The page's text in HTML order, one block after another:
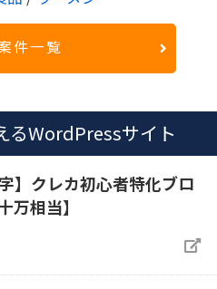
件一覧
るWordPressサイト
】クレカ初心者特化ブロ
万相当】